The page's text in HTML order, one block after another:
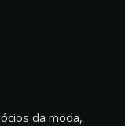
da moda,